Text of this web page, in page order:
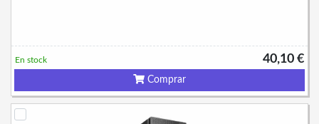
40,10 €
En stock
Comprar